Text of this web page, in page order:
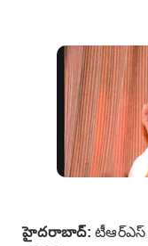
హైదరాబాద్: టీఆర్ఎస్